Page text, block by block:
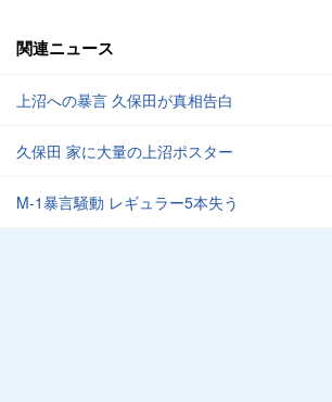
関連ニュース
上沼への暴言 久保田が真相告白
久保田 家に大量の上沼ポスター
M-1暴言騒動 レギュラー5本失う